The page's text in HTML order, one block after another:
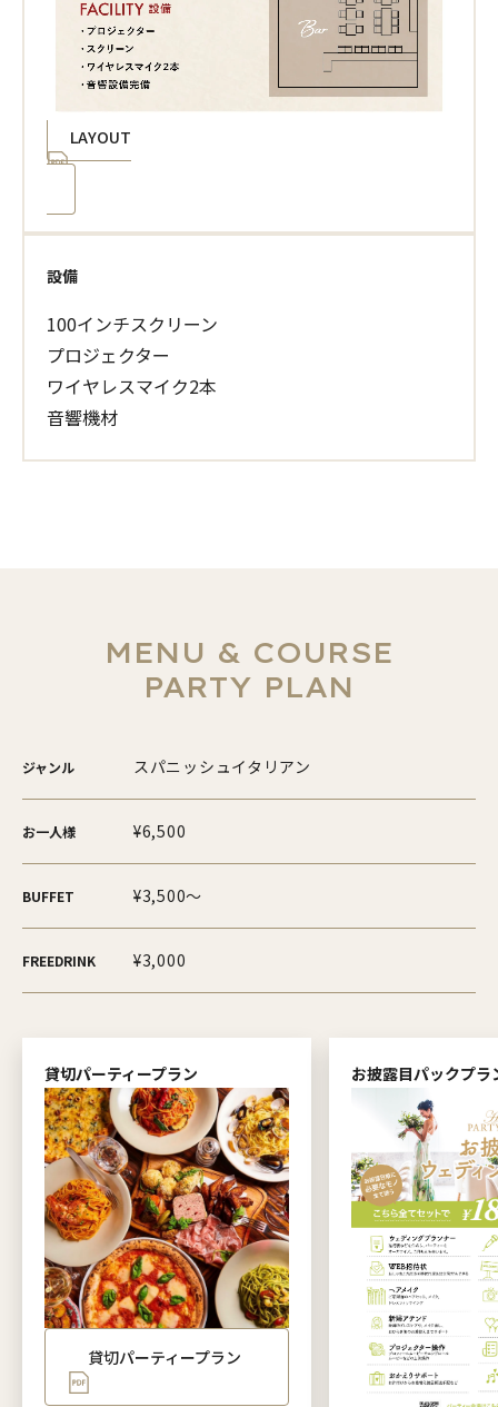
LAYOUT
設備
100インチスクリーン
プロジェクター
ワイヤレスマイク2本
音響機材
MENU & COURSE
PARTY PLAN
ジャンル スパニッシュイタリアン
お一人様 ¥6,500
BUFFET ¥3,500～
FREEDRINK ¥3,000
貸切パーティープラン
貸切パーティープラン
お披露目パックプラ